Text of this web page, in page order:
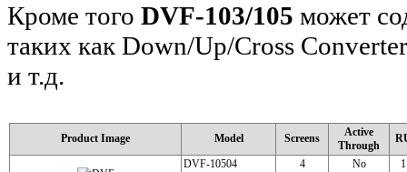
Кроме того DVF-103/105 может
таких как Down/Up/Cross
и т.д.
Product Image Model Screens
Active
Through
DVF-10504 4 No
1